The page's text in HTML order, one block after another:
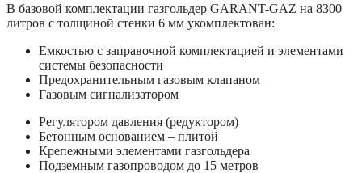
В базовой комплектации газгольдер GARANT-GAZ на 8300
литров с толщиной стенки 6 мм укомплектован:
Емкостью с заправочной комплектацией и элементами
системы безопасности
Предохранительным газовым клапаном
Газовым сигнализатором
Регулятором давления (редуктором)
Бетонным основанием – плитой
Крепежными элементами газгольдера
Подземным газопроводом до 15 метров